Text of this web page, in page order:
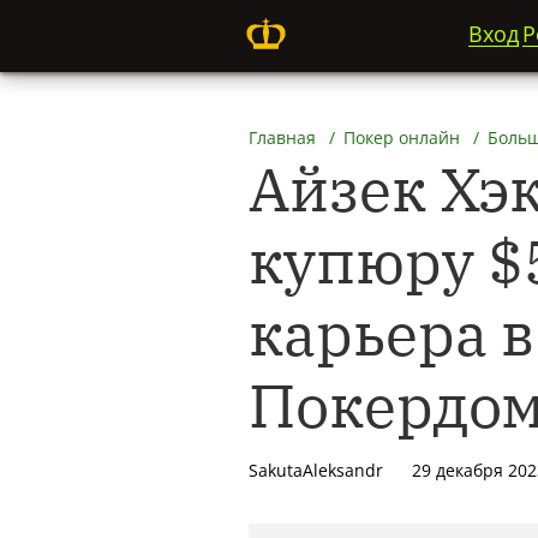
Вход
Главная Покер онлайн
Айзек
купюру
карьера
SakutaAleksandr 29 декабря